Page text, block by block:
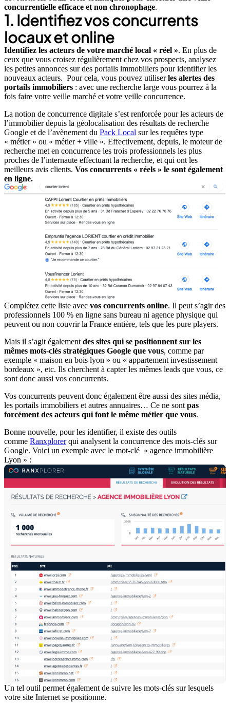
concurrentielle efficace et non chronophage.
1. Identifiez vos concurrents
locaux et online
Identifiez les acteurs de votre marché local « réel ». En plus de
ceux que vous croisez régulièrement chez vos prospects, analysez
les petites annonces sur des portails immobiliers pour identifier les
nouveaux acteurs. Pour cela, vous pouvez utiliserles alertes des
portails immobiliers : avec une recherche large vous pourrez à la
fois faire votre veille marché et votre veille concurrence.
La notion de concurrence digitale s’est renforcée pour les acteurs de
l’immobilier depuis la géolocalisation des résultats de recherche
Google et de l’avènement du Pack Local sur les requêtes type
« métier » ou « métier + ville ». Effectivement, depuis, le moteur de
recherche met en concurrence les trois professionnels les plus
proches de l’internaute effectuant la recherche, et qui ont les
meilleurs avis clients. Vos concurrents « réels » le sont également
en ligne.
Complétez cette liste avec vos concurrents online. Il peut s’agir des
professionnels 100 % en ligne sans bureau ni agence physique qui
peuvent ou non couvrir la France entière, tels que les pure players.
Mais il s’agit également des sites qui se positionnent sur les
mêmes mots-clés stratégiques Google que vous, comme par
exemple « maison en bois lyon » ou « appartement investissement
bordeaux », etc. Ils cherchent à capter les mêmes leads que vous, ce
sont donc aussi vos concurrents.
Vos concurrents peuvent donc également être aussi des sites média,
les portails immobiliers et autres annuaires… Ce ne sont pas
forcément des acteurs qui font le même métier que vous.
Bonne nouvelle, pour les identifier, il existe des outils
comme Ranxplorerqui analysent la concurrence des mots-clés sur
Google. Voici un exemple avec le mot-clé « agence immobilière
Lyon » :
Un tel outil permet également de suivre les mots-clés sur lesquels
votre site Internet se positionne.